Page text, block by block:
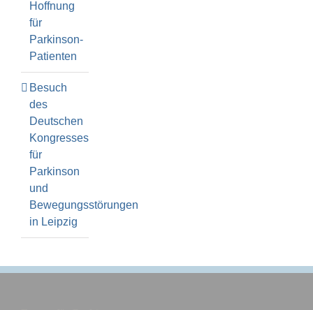
Hoffnung
für
Parkinson-
Patienten
Besuch
des
Deutschen
Kongresses
für
Parkinson
und
Bewegungsstörungen
in Leipzig